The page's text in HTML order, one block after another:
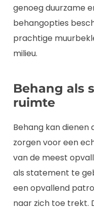
genoeg duurzame
behangopties
prachtige
milieu.
Behang als
ruimte
Behang kan
zorgen voor een
van de meest
als statement te
een opvallend
naar zich toe trekt.